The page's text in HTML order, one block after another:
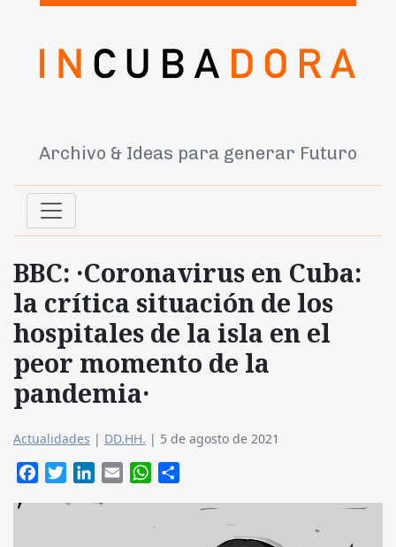
Archivo & Ideas para generar Futuro
BBC: ·Coronavirus en Cuba:
la crítica situación de los
hospitales de la isla en el
peor momento de la
pandemia·
Actualidades | DD.HH. | 5 de agosto de 2021
FacebookTwitterLinkedIn
Email WhatsApp